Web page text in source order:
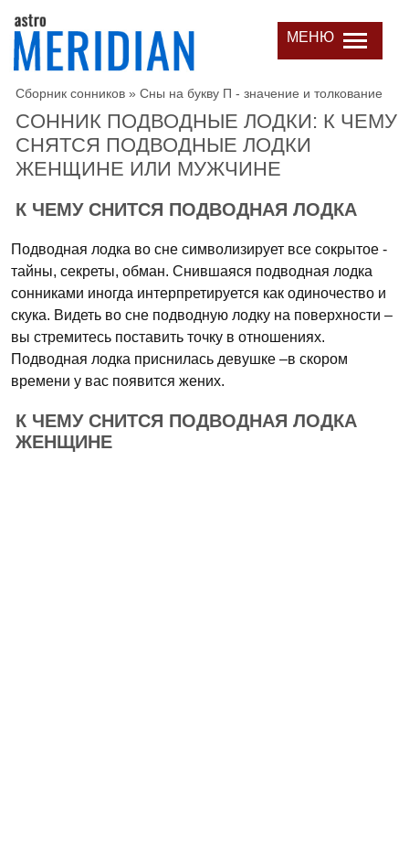
МЕНЮ
Сборник сонников » Сны на букву П - значение и толкование
СОННИК ПОДВОДНЫЕ ЛОДКИ: К ЧЕМУ
СНЯТСЯ ПОДВОДНЫЕ ЛОДКИ
ЖЕНЩИНЕ ИЛИ МУЖЧИНЕ
К ЧЕМУ СНИТСЯ ПОДВОДНАЯ ЛОДКА
Подводная лодка во сне символизирует все сокрытое -
тайны, секреты, обман. Снившаяся подводная лодка
сонниками иногда интерпретируется как одиночество и
скука. Видеть во сне подводную лодку на поверхности –
вы стремитесь поставить точку в отношениях.
Подводная лодка приснилась девушке –в скором
времени у вас появится жених.
К ЧЕМУ СНИТСЯ ПОДВОДНАЯ ЛОДКА
ЖЕНЩИНЕ